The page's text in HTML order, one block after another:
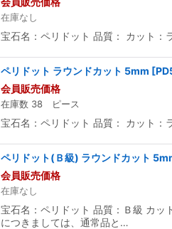
在庫なし
宝石名：ペリドット 品質： カット：
ペリドット ラウンドカット 5mm [
会員販売価格
在庫数 38 ピース
宝石名：ペリドット 品質： カット：
ペリドット(Ｂ級) ラウンドカット
会員販売価格
在庫なし
宝石名：ペリドット 品質：Ｂ級 カ
につきましては、通常品と…